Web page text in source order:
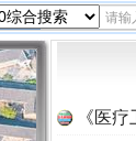
《医